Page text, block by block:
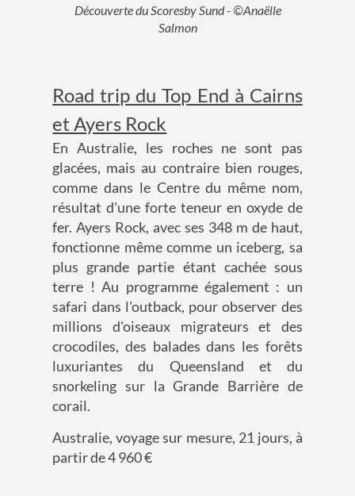
Découverte du Scoresby Sund - ©Anaëlle
Salmon
Road trip du Top End à Cairns
et Ayers Rock
En Australie, les roches ne sont pas
glacées, mais au contraire bien rouges,
comme dans le Centre du même nom,
résultat d'une forte teneur en oxyde de
fer. Ayers Rock, avec ses 348 m de haut,
fonctionne même comme un iceberg, sa
plus grande partie étant cachée sous
terre ! Au programme également : un
safari dans l'outback, pour observer des
millions d'oiseaux migrateurs et des
crocodiles, des balades dans les forêts
luxuriantes du Queensland et du
snorkeling sur la Grande Barrière de
corail.
Australie, voyage sur mesure, 21 jours, à
partir de 4 960 €